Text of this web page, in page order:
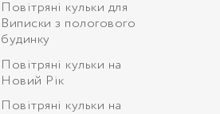
Повітряні кульки для
Виписки з пологового
будинку
Повітряні кульки на
Новий Рік
Повітряні кульки на